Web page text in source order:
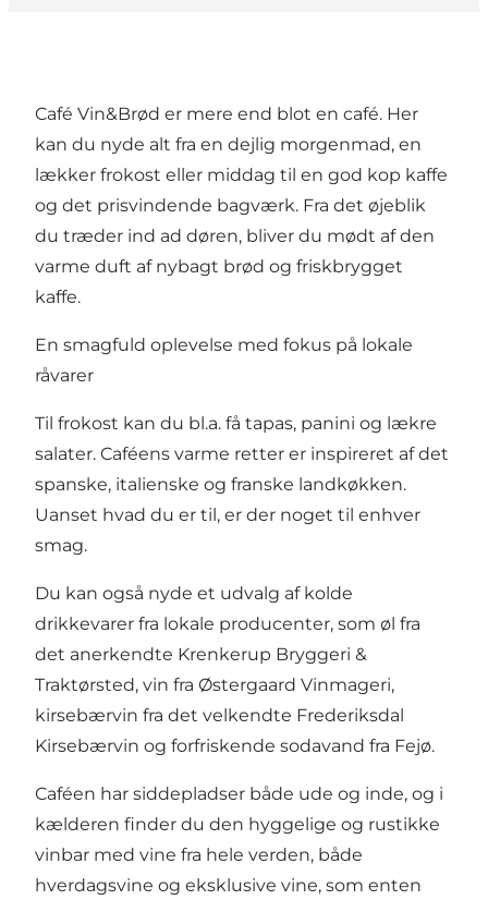
Café Vin&Brød er mere end blot en café. Her
kan du nyde alt fra en dejlig morgenmad, en
lækker frokost eller middag til en god kop kaffe
og det prisvindende bagværk. Fra det øjeblik
du træder ind ad døren, bliver du mødt af den
varme duft af nybagt brød og friskbrygget
kaffe.
En smagfuld oplevelse med fokus på lokale
råvarer
Til frokost kan du bl.a. få tapas, panini og lækre
salater. Caféens varme retter er inspireret af det
spanske, italienske og franske landkøkken.
Uanset hvad du er til, er der noget til enhver
smag.
Du kan også nyde et udvalg af kolde
drikkevarer fra lokale producenter, som øl fra
det anerkendte Krenkerup Bryggeri &
Traktørsted, vin fra Østergaard Vinmageri,
kirsebærvin fra det velkendte Frederiksdal
Kirsebærvin og forfriskende sodavand fra Fejø.
Caféen har siddepladser både ude og inde, og i
kælderen finder du den hyggelige og rustikke
vinbar med vine fra hele verden, både
hverdagsvine og eksklusive vine, som enten